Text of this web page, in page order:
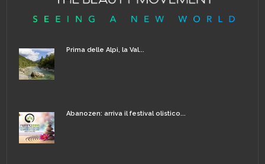
Prima delle Alpi, la Val...
Abanozen: arriva il festival olistico...